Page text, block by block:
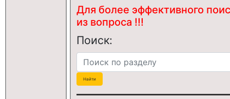
Для более эффективного
из вопроса !!!
Поиск: